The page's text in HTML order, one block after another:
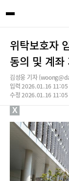
위탁보호자
동의 및 계좌
김성웅 기자
입력 2026.01.16 11:05
수정 2026.01.16 11:05
X